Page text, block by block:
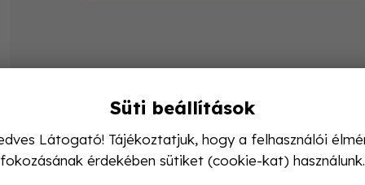
Süti beállítások
Látogató! Tájékoztatjuk, hogy a felhasználói
fokozásának érdekében sütiket (cookie-kat) használunk.